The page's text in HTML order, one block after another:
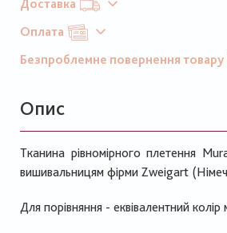
Доставка
Оплата
Безпроблемне повернення товару
Опис
Тканина рівномірного плетення
вишивальницям фірми Zweigart
Для порівняння - еквівалентний